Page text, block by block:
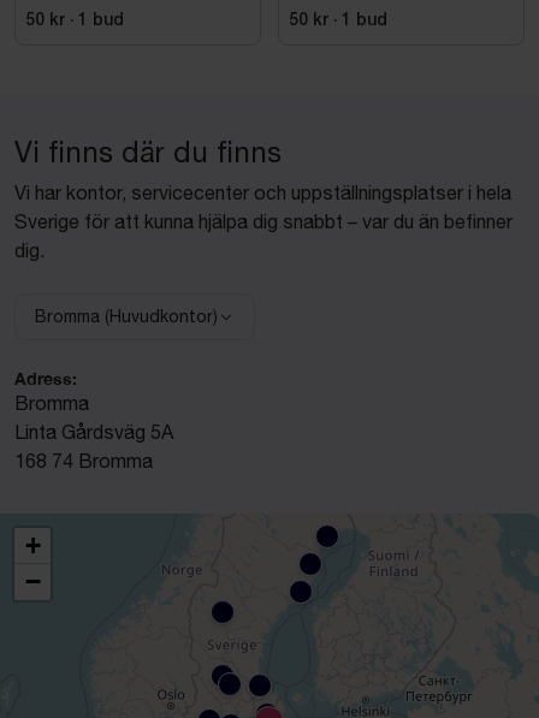
50 kr · 1 bud 50 kr · 1 bud
Vi finns där du finns
Vi har kontor, servicecenter och uppställningsplatser i hela
Sverige för att kunna hjälpa dig snabbt – var du än befinner
dig.
Välj anläggning:
Bromma (Huvudkontor)
Adress:
Bromma
Linta Gårdsväg 5A
168 74 Bromma
+
−